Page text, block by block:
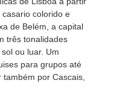
colorido e
de Belém, a capital
três tonalidades
ou luar. Um
para grupos até
por Cascais,